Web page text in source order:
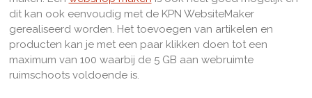
dit kan ook eenvoudig met de KPN WebsiteMaker
gerealiseerd worden. Het toevoegen van artikelen en
producten kan je met een paar klikken doen tot een
maximum van 100 waarbij de 5 GB aan webruimte
ruimschoots voldoende is.